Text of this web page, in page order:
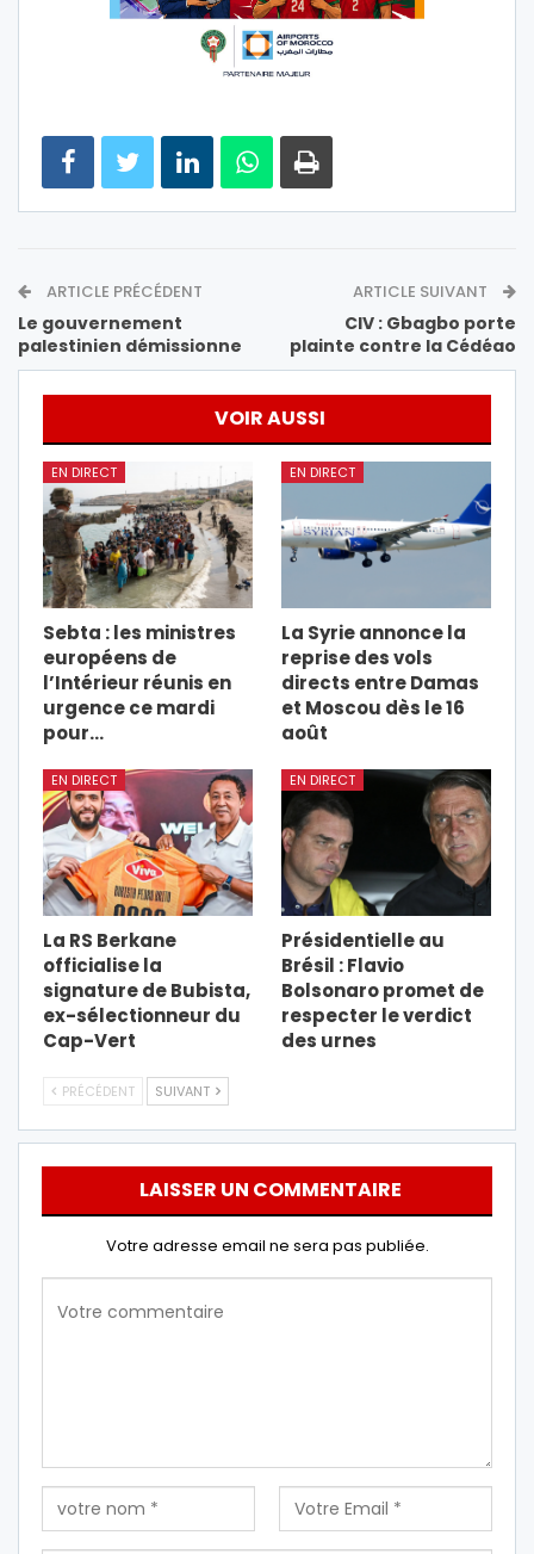
ARTICLE PRÉCÉDENT
Le gouvernement
palestinien démissionne
ARTICLE SUIVANT
CIV : Gbagbo porte
plainte contre la Cédéao
VOIR AUSSI
EN DIRECT
Sebta : les ministres
européens de
l’Intérieur réunis en
urgence ce mardi
pour…
EN DIRECT
La Syrie annonce la
reprise des vols
directs entre Damas
et Moscou dès le 16
août
EN DIRECT
La RS Berkane
officialise la
signature de Bubista,
ex-sélectionneur du
Cap-Vert
EN DIRECT
Présidentielle au
Brésil : Flavio
Bolsonaro promet de
respecter le verdict
des urnes
PRÉCÉDENT SUIVANT
LAISSER UN COMMENTAIRE
Votre adresse email ne sera pas publiée.